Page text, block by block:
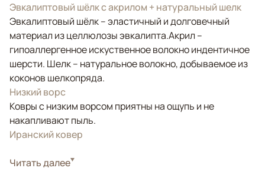
Эвкалиптовый шёлк с акрилом + натуральный шелк
Эвкалиптовый шёлк – эластичный и долговечный
материал из целлюлозы эвкалипта.Акрил –
гипоаллергенное искуственное волокно индентичное
шерсти. Шелк – натуральное волокно, добываемое из
коконов шелкопряда.
Низкий ворс
Ковры с низким ворсом приятны на ощупь и не
накапливают пыль.
Иранский ковер
СтильКлассические
Читать далее